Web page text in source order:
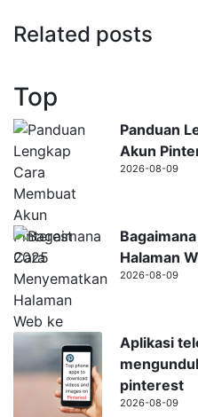
Related posts
Top
Panduan
Akun
2026-08-09
Halaman
2026-08-09
Aplikasi
pinterest
2026-08-09